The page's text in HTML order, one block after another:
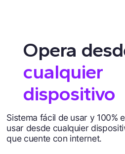
Opera
cualquier
dispositivo
Sistema fácil de usar y 100%
usar desde cualquier
que cuente con internet.